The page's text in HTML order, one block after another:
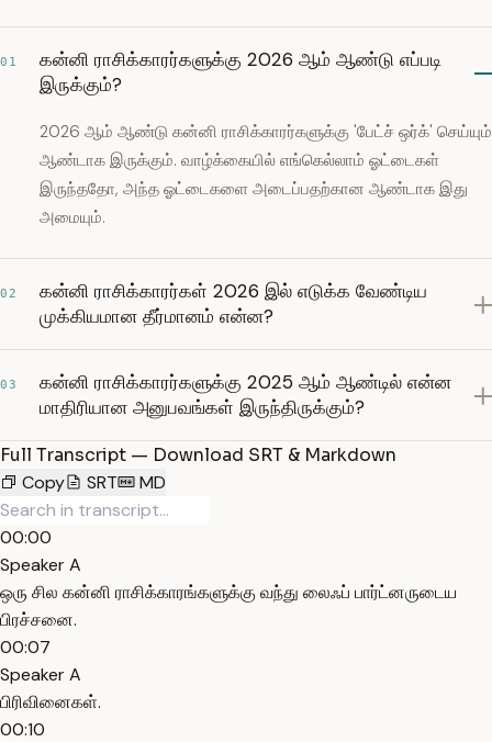
01
கன்னி ராசிக்காரர்களுக்கு 2026 ஆம் ஆண்டு எப்படி
இருக்கும்?
2026 ஆம் ஆண்டு கன்னி ராசிக்காரர்களுக்கு 'பேட்ச் ஒர்க்' செய்யும்
ஆண்டாக இருக்கும். வாழ்க்கையில் எங்கெல்லாம் ஓட்டைகள்
இருந்ததோ, அந்த ஓட்டைகளை அடைப்பதற்கான ஆண்டாக இது
அமையும்.
02
கன்னி ராசிக்காரர்கள் 2026 இல் எடுக்க வேண்டிய
முக்கியமான தீர்மானம் என்ன?
03
கன்னி ராசிக்காரர்களுக்கு 2025 ஆம் ஆண்டில் என்ன
மாதிரியான அனுபவங்கள் இருந்திருக்கும்?
Full Transcript — Download SRT & Markdown
Copy
SRT MD
00:00
Speaker A
ஒரு சில கன்னி ராசிக்காரங்களுக்கு வந்து லைஃப் பார்ட்னருடைய
பிரச்சனை.
00:07
Speaker A
பிரிவினைகள்.
00:10